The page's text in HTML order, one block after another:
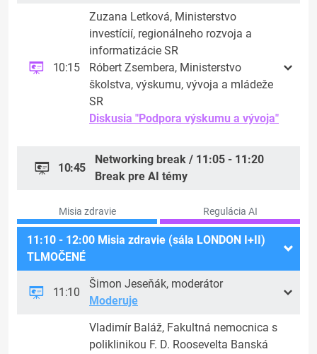
10:15
Zuzana Letková, Ministerstvo
investícií, regionálneho rozvoja a
informatizácie SR
Róbert Zsembera, Ministerstvo
školstva, výskumu, vývoja a mládeže
SR
Diskusia "Podpora výskumu a vývoja"
10:45
Networking break / 11:05 - 11:20
Break pre AI témy
Misia zdravie Regulácia AI
11:10 - 12:00 Misia zdravie (sála LONDON I+II)
TLMOČENÉ
11:10
Šimon Jeseňák, moderátor
Moderuje
Vladimír Baláž, Fakultná nemocnica s
poliklinikou F. D. Roosevelta Banská